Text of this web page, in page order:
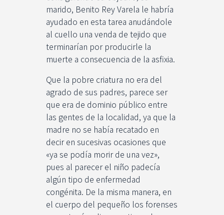
marido, Benito Rey Varela le habría
ayudado en esta tarea anudándole
al cuello una venda de tejido que
terminarían por producirle la
muerte a consecuencia de la asfixia.
Que la pobre criatura no era del
agrado de sus padres, parece ser
que era de dominio público entre
las gentes de la localidad, ya que la
madre no se había recatado en
decir en sucesivas ocasiones que
«ya se podía morir de una vez»,
pues al parecer el niño padecía
algún tipo de enfermedad
congénita. De la misma manera, en
el cuerpo del pequeño los forenses